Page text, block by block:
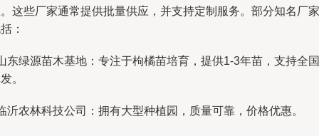
这些厂家通常提供批量供应，并支持定制服务。部分知名厂家
：
东绿源苗木基地：专注于枸橘苗培育，提供1-3年苗，支持全国
。
沂农林科技公司：拥有大型种植园，质量可靠，价格优惠。